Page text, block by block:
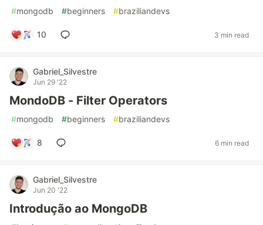
#mongodb #beginners #braziliandevs
10 3 min read
Gabriel_Silvestre
Jun 29 '22
MondoDB - Filter Operators
#mongodb #beginners #braziliandevs
8 6 min read
Gabriel_Silvestre
Jun 20 '22
Introdução ao MongoDB